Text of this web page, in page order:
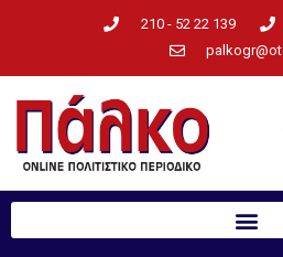
210 - 52 22 139